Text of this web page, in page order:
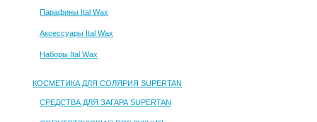
Парафины Ital Wax
Аксессуары Ital Wax
Наборы Ital Wax
КОСМЕТИКА ДЛЯ СОЛЯРИЯ SUPERTAN
СРЕДСТВА ДЛЯ ЗАГАРА SUPERTAN